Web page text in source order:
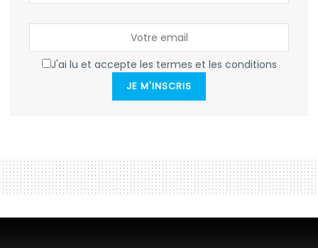
J'ai lu et accepte les termes et les conditions
JE M'INSCRIS